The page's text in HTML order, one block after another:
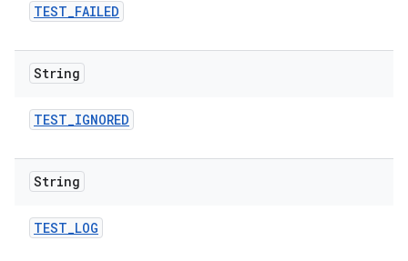
TEST_FAILED
String
TEST_IGNORED
String
TEST_LOG